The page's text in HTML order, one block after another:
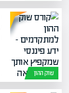
שוק ההון